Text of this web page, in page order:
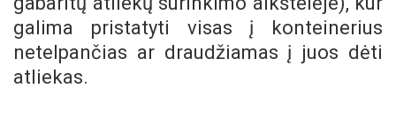
galima pristatyti visas į konteinerius
netelpančias ar draudžiamas į juos dėti
atliekas.